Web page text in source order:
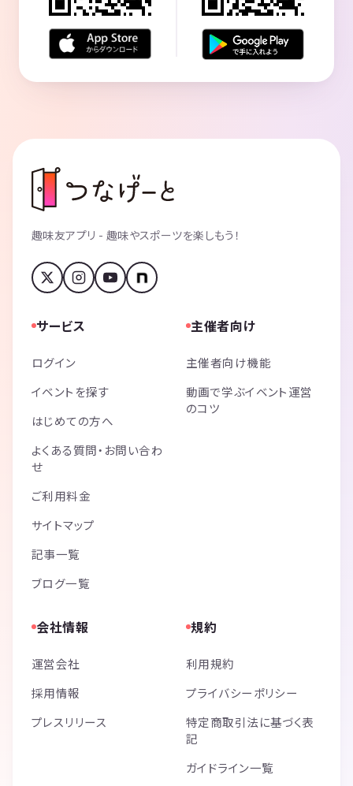
趣味友アプリ - 趣味やスポーツを楽しもう！
サービス
ログイン
イベントを探す
はじめての方へ
よくある質問・お問い合わ
せ
ご利用料金
サイトマップ
記事一覧
ブログ一覧
主催者向け
主催者向け機能
動画で学ぶイベント運営
のコツ
会社情報
運営会社
採用情報
プレスリリース
規約
利用規約
プライバシーポリシー
特定商取引法に基づく表
記
ガイドライン一覧